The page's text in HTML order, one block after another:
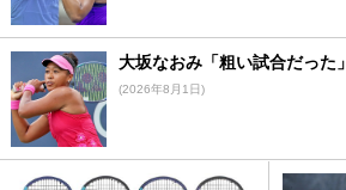
大坂なおみ「粗い試合だった」
(2026年8月1日)